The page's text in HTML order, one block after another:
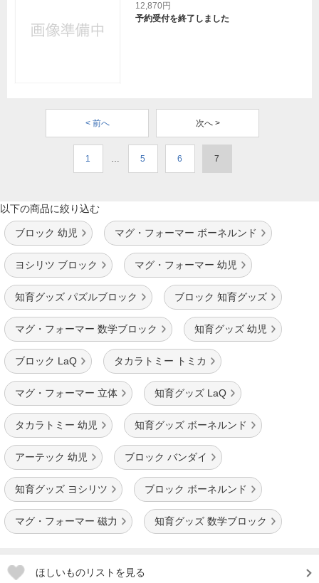
12,870円
予約受付を終了しました
< 前へ 次へ >
1 … 5 6 7
以下の商品に絞り込む
ブロック 幼児 マグ・フォーマー ボーネルンド
ヨシリツ ブロック マグ・フォーマー 幼児
知育グッズ パズルブロック ブロック 知育グッズ
マグ・フォーマー 数学ブロック 知育グッズ 幼児
ブロック LaQ タカラトミー トミカ
マグ・フォーマー 立体 知育グッズ LaQ
タカラトミー 幼児 知育グッズ ボーネルンド
アーテック 幼児 ブロック バンダイ
知育グッズ ヨシリツ ブロック ボーネルンド
マグ・フォーマー 磁力 知育グッズ 数学ブロック
ほしいものリストを見る